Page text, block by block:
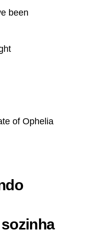
been
of Ophelia